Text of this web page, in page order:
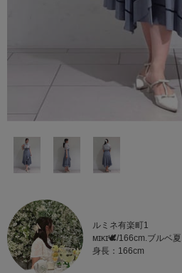
ルミネ有楽町1
ᴍɪᴋɪ🕊/166cm.ブルベ
身長：166cm